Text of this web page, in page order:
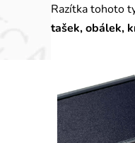
Razítka tohoto
tašek, obálek,